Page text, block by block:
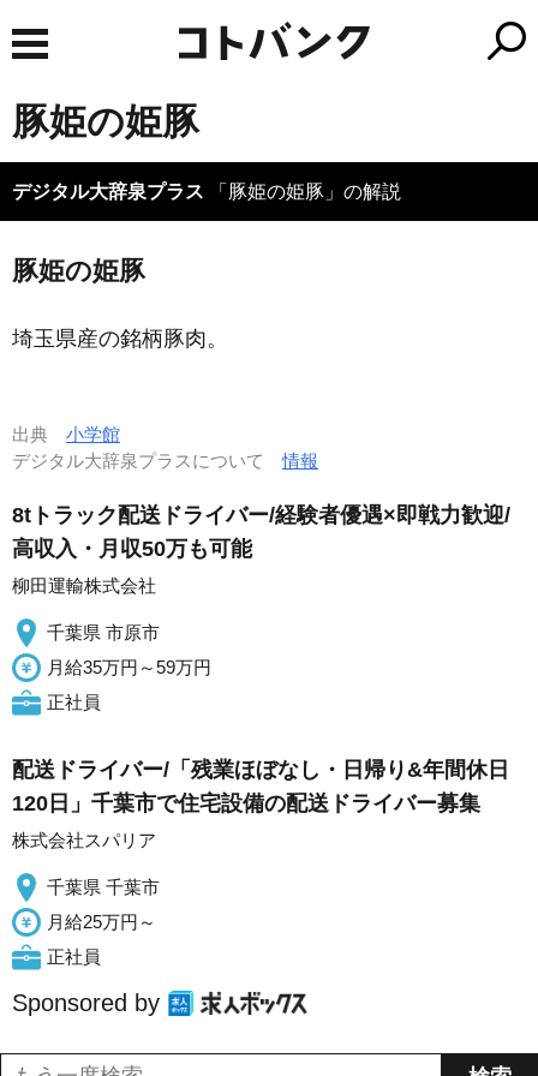
豚姫の姫豚
デジタル大辞泉プラス 「豚姫の姫豚」の解説
豚姫の姫豚
埼玉県産の銘柄豚肉。
出典 小学館
デジタル大辞泉プラスについて情報
8tトラック配送ドライバー/経験者優遇×即戦力歓迎/
高収入・月収50万も可能
柳田運輸株式会社
千葉県 市原市
月給35万円～59万円
正社員
配送ドライバー/「残業ほぼなし・日帰り&年間休日
120日」千葉市で住宅設備の配送ドライバー募集
株式会社スパリア
千葉県 千葉市
月給25万円～
正社員
Sponsored by